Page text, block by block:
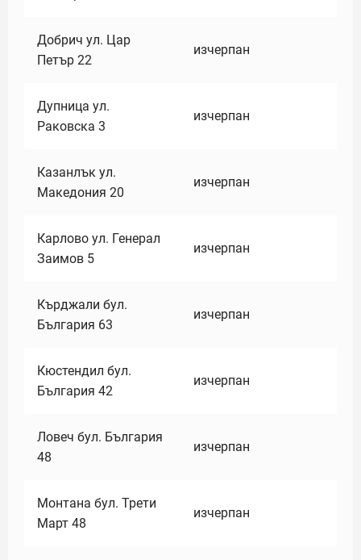
Добрич ул. Цар
Петър 22
изчерпан
Дупница ул.
Раковска 3
изчерпан
Казанлък ул.
Македония 20
изчерпан
Карлово ул. Генерал
Заимов 5
изчерпан
Кърджали бул.
България 63
изчерпан
Кюстендил бул.
България 42
изчерпан
Ловеч бул. България
48
изчерпан
Монтана бул. Трети
Март 48
изчерпан